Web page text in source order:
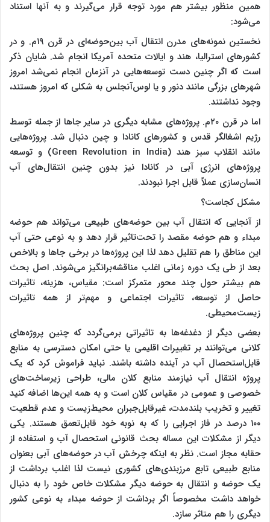
همین منظور بیشتر هم مورد توجه قرار می‌گیرند و به آنها استناد
می‌شود:
نخستین نمونه‌های مدرن انتقال آب بین‌حوضه‌ای در قرن ۱۹م. و در
کشورهای استرالیا، هند و ایالات متحده آمریکا انجام شد. شایان ذکر
است که اگر چنین دست توسعه‌هایی در آنزمان انجام نمی‌شد امروز
شهرهای بزرگی مانند دنور و یا لوس‌آنجلس به شکلی که امروز هستند،
وجود نداشتند.
اما در قرن ۲۰م. پروژه‌های مشابه دیگری در سایر جاها از جمله توسط
رژیم اشغالگر قدس و کشورهای کانادا و چین دنبال شد. پروژه‌هایی
مانند انقلاب سبز هند (Green Revolution in India) و توسعه
پروژه‌های انرژی آبی در کانادا نیز بدون چنین انتقال‌های آب
انسان‌سازی عملاً قابل اجرا نبودند.
مشکل کجاست؟
از آنجایی که انتقال آب بین حوضه‌های‌ طبیعی می‌تواند هم حوضه
مبداء و هم حوضه مقصد را تحت‌تاثیر قرار دهد و به نوعی حتی آب
این مناطق را هم تقلیل دهد لذا این پروژه‌ها در برخی جاها و بالاخص
بعد از طی یک دوره زمانی اغلب مناقشه‌برانگیز می‌شوند. اصل بحث
هم بیشتر حول چند محور متمرکز است: مقیاس، هزینه، تاثیرات
حاصل از توسعه، تاثیرات اجتماعی و مهم‌تر از همه تاثیرات
زیست‌محیطی.
بعضی دیگر از دغدغه‌ها به تاثیراتی برمی‌گردد که چنین پروژ‌ه‌های
کلانی می‌توانند بر تغییرات اقلیمی یا حتی امکان دسترسی به منابع
قابل‌استحصال آب در آینده داشته باشند. نباید فراموش کرد که یک
پروژه انتقال آب نیازمند منابع کلان مالی، طراحی زیرساخت‌های
خصوصی و عمومی در مقیاس کلان است و به همه این‌ها اضافه کنید
تغییر و تخریب بلندمدت، غیرقابل‌جبران محیط‌زیست و عدم قطعیت
۱۰۰ درصد در فاز اجرایی را که به نوبه خود قابل‌تعمق هستند. یکی
دیگر از مشکلات این مساله بحث قانونی استحصال آب و استفاده از
حقابه مجاز است. نظر به اینکه چرخش آب در حوضه‌های آبی بعنوان
منابع طبیعی تابع مرزبندی‌های کشوری نیست لذا اغلب برداشت از
یک حوضه و انتقال به حوضه دیگر مشکلات خاص خود را به دنبال
خواهد داشت مخصوصاً اگر برداشت از حوضه مبداء به نوعی کشور
دیگری را هم متاثر سازد.